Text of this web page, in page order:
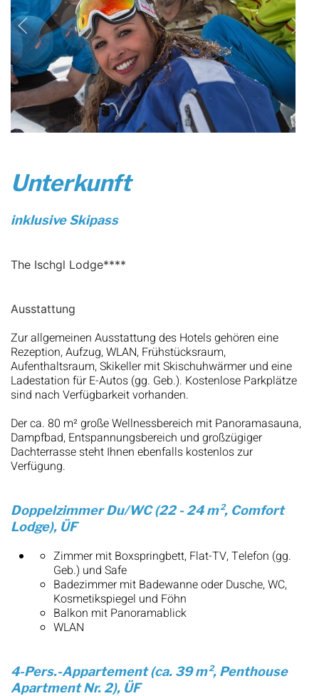
Unterkunft
inklusive Skipass
The Ischgl Lodge****
Ausstattung
Zur allgemeinen Ausstattung des Hotels gehören eine
Rezeption, Aufzug, WLAN, Frühstücksraum,
Aufenthaltsraum, Skikeller mit Skischuhwärmer und eine
Ladestation für E-Autos (gg. Geb.). Kostenlose Parkplätze
sind nach Verfügbarkeit vorhanden.
Der ca. 80 m² große Wellnessbereich mit Panoramasauna,
Dampfbad, Entspannungsbereich und großzügiger
Dachterrasse steht Ihnen ebenfalls kostenlos zur
Verfügung.
Doppelzimmer Du/WC (22 - 24 m², Comfort
Lodge), ÜF
Zimmer mit Boxspringbett, Flat-TV, Telefon (gg.
Geb.) und Safe
Badezimmer mit Badewanne oder Dusche, WC,
Kosmetikspiegel und Föhn
Balkon mit Panoramablick
WLAN
4-Pers.-Appartement (ca. 39 m², Penthouse
Apartment Nr. 2), ÜF